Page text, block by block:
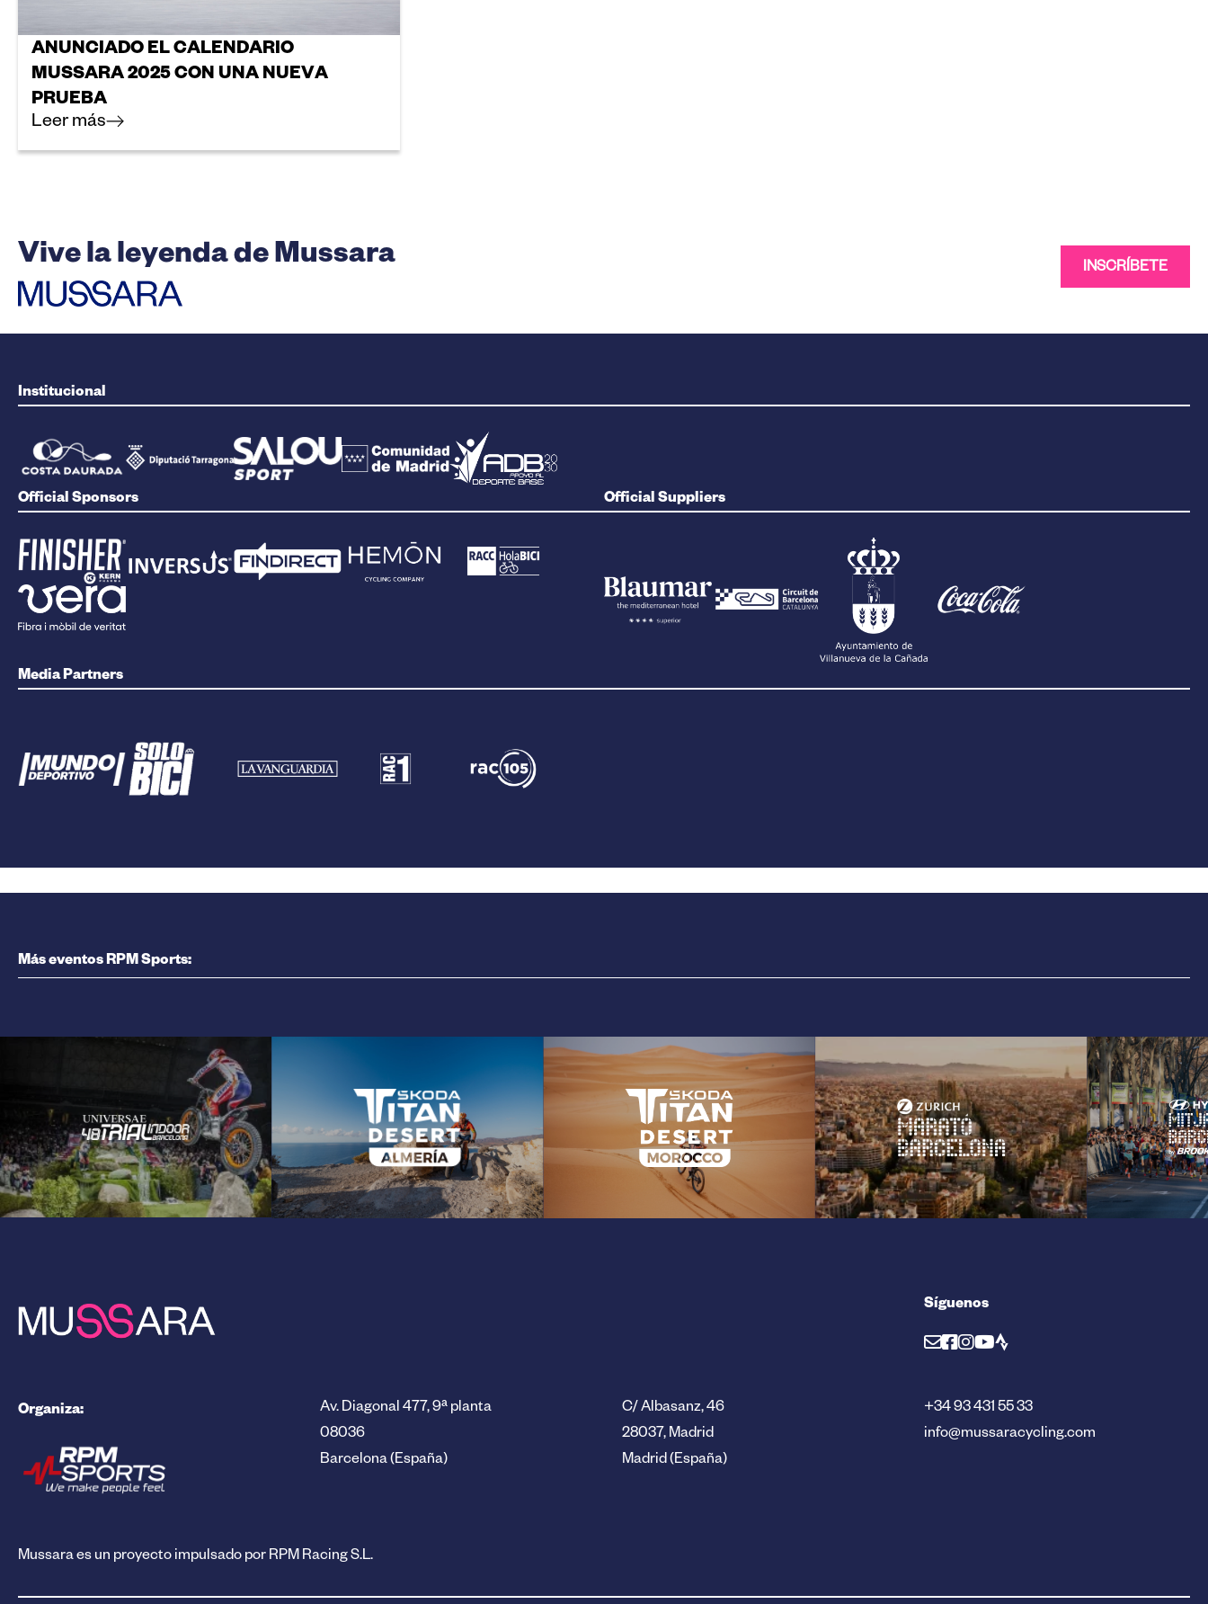
ANUNCIADO EL CALENDARIO
MUSSARA 2025 CON UNA NUEVA
PRUEBA
Leer más
Vive la leyenda de Mussara INSCRÍBETE
Institucional
Official Sponsors Official Suppliers
Media Partners
Más eventos RPM Sports:
Síguenos
Organiza:
Av. Diagonal 477, 9ª planta
08036
Barcelona (España)
C/ Albasanz, 46
28037, Madrid
Madrid (España)
+34 93 431 55 33
info@mussaracycling.com
Mussara es un proyecto impulsado por RPM Racing S.L.